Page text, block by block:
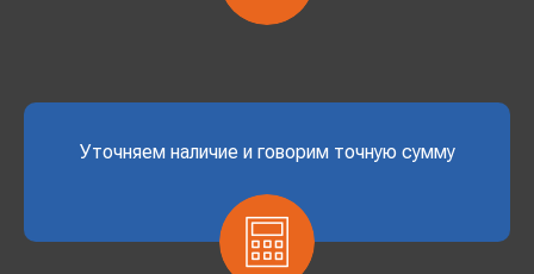
Уточняем наличие и говорим точную сумму